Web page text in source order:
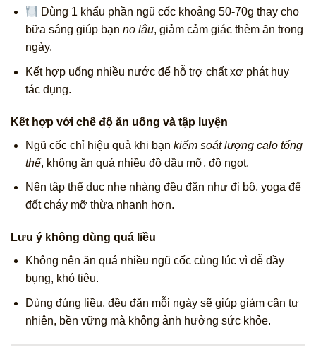
Dùng 1 khẩu phần ngũ cốc khoảng 50-70g thay cho
bữa sáng giúp bạn no lâu, giảm cảm giác thèm ăn trong
ngày.
Kết hợp uống nhiều nước để hỗ trợ chất xơ phát huy
tác dụng.
Kết hợp với chế độ ăn uống và tập luyện
Ngũ cốc chỉ hiệu quả khi bạn kiểm soát lượng calo tổng
thể, không ăn quá nhiều đồ dầu mỡ, đồ ngọt.
Nên tập thể dục nhẹ nhàng đều đặn như đi bộ, yoga để
đốt cháy mỡ thừa nhanh hơn.
Lưu ý không dùng quá liều
Không nên ăn quá nhiều ngũ cốc cùng lúc vì dễ đầy
bụng, khó tiêu.
Dùng đúng liều, đều đặn mỗi ngày sẽ giúp giảm cân tự
nhiên, bền vững mà không ảnh hưởng sức khỏe.